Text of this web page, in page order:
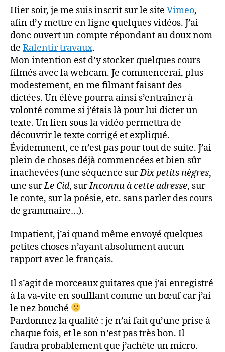
sur
Vimeo
Hier soir, je me suis inscrit sur le site Vimeo,
afin d’y mettre en ligne quelques vidéos. J’ai
donc ouvert un compte répondant au doux nom
de Ralentir travaux.
Mon intention est d’y stocker quelques cours
filmés avec la webcam. Je commencerai, plus
modestement, en me filmant faisant des
dictées. Un élève pourra ainsi s’entraîner à
volonté comme si j’étais là pour lui dicter un
texte. Un lien sous la vidéo permettra de
découvrir le texte corrigé et expliqué.
Évidemment, ce n’est pas pour tout de suite. J’ai
plein de choses déjà commencées et bien sûr
inachevées (une séquence surDix petits nègres,
une surLe Cid, surInconnu à cette adresse, sur
le conte, sur la poésie, etc. sans parler des cours
de grammaire…).
Impatient, j’ai quand même envoyé quelques
petites choses n’ayant absolument aucun
rapport avec le français.
Il s’agit de morceaux guitares que j’ai enregistré
à la va-vite en soufflant comme un bœuf car j’ai
le nez bouché
Pardonnez la qualité : je n’ai fait qu’une prise à
chaque fois, et le son n’est pas très bon. Il
faudra probablement que j’achète un micro.